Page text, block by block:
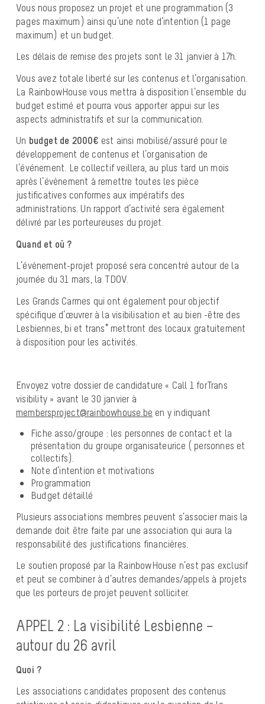
Vous nous proposez un projet et une programmation (3
pages maximum) ainsi qu’une note d’intention (1 page
maximum) et un budget.
Les délais de remise des projets sont le 31 janvier à 17h.
Vous avez totale liberté sur les contenus et l’organisation.
La RainbowHouse vous mettra à disposition l’ensemble du
budget estimé et pourra vous apporter appui sur les
aspects administratifs et sur la communication.
Un budget de 2000€ est ainsi mobilisé/assuré pour le
développement de contenus et l’organisation de
l’événement. Le collectif veillera, au plus tard un mois
après l’évènement à remettre toutes les pièce
justificatives conformes aux impératifs des
administrations. Un rapport d’activité sera également
délivré par les porteureuses du projet.
Quand et où ?
L’évènement-projet proposé sera concentré autour de la
journée du 31 mars, la TDOV.
Les Grands Carmes qui ont également pour objectif
spécifique d’œuvrer à la visibilisation et au bien -être des
Lesbiennes, bi et trans* mettront des locaux gratuitement
à disposition pour les activités.
Envoyez votre dossier de candidature « Call 1 forTrans
visibility » avant le 30 janvier à
membersproject@rainbowhouse.be en y indiquant
Fiche asso/groupe : les personnes de contact et la
présentation du groupe organisateurice ( personnes et
collectifs).
Note d’intention et motivations
Programmation
Budget détaillé
Plusieurs associations membres peuvent s’associer mais la
demande doit être faite par une association qui aura la
responsabilité des justifications financières.
Le soutien proposé par la RainbowHouse n’est pas exclusif
et peut se combiner à d’autres demandes/appels à projets
que les porteurs de projet peuvent solliciter.
APPEL 2 : La visibilité Lesbienne –
autour du 26 avril
Quoi ?
Les associations candidates proposent des contenus